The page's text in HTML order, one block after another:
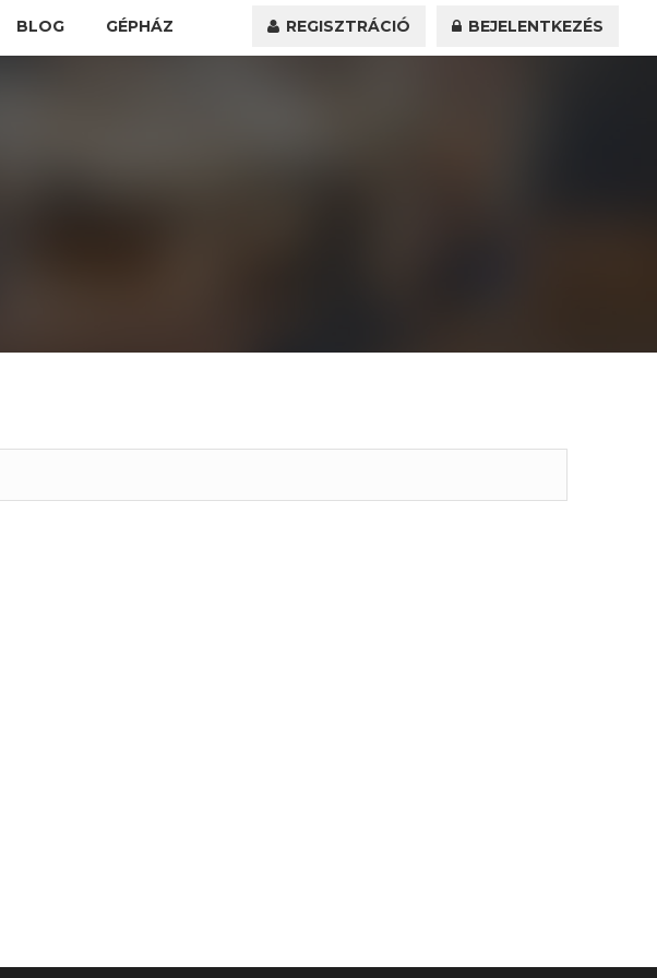
BLOG GÉPHÁZ REGISZTRÁCIÓ BEJELENTKEZÉS